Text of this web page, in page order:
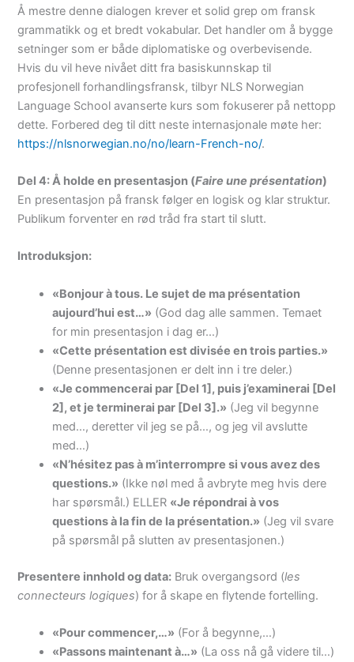
Å mestre denne dialogen krever et solid grep om fransk
grammatikk og et bredt vokabular. Det handler om å bygge
setninger som er både diplomatiske og overbevisende.
Hvis du vil heve nivået ditt fra basiskunnskap til
profesjonell forhandlingsfransk, tilbyr NLS Norwegian
Language School avanserte kurs som fokuserer på nettopp
dette. Forbered deg til ditt neste internasjonale møte her:
https://nlsnorwegian.no/no/learn-French-no/.
Del 4: Å holde en presentasjon (Faire une présentation)
En presentasjon på fransk følger en logisk og klar struktur.
Publikum forventer en rød tråd fra start til slutt.
Introduksjon:
«Bonjour à tous. Le sujet de ma présentation
aujourd’hui est…» (God dag alle sammen. Temaet
for min presentasjon i dag er…)
«Cette présentation est divisée en trois parties.»
(Denne presentasjonen er delt inn i tre deler.)
«Je commencerai par [Del 1], puis j’examinerai [Del
2], et je terminerai par [Del 3].» (Jeg vil begynne
med…, deretter vil jeg se på…, og jeg vil avslutte
med…)
«N’hésitez pas à m’interrompre si vous avez des
questions.» (Ikke nøl med å avbryte meg hvis dere
har spørsmål.) ELLER «Je répondrai à vos
questions à la fin de la présentation.» (Jeg vil svare
på spørsmål på slutten av presentasjonen.)
Presentere innhold og data: Bruk overgangsord (les
connecteurs logiques) for å skape en flytende fortelling.
«Pour commencer,…» (For å begynne,…)
«Passons maintenant à…» (La oss nå gå videre til…)